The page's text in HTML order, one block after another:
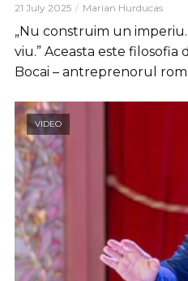
21 July 2025 Marian Hurducas
„Nu construim un
viu.” Aceasta este filosofia
Bocai – antreprenorul
VIDEO